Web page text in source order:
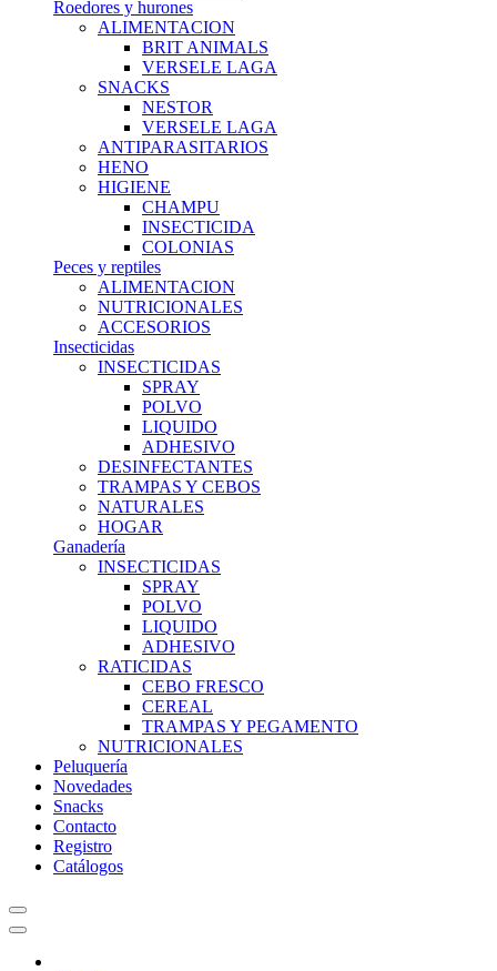
Roedores y hurones
ALIMENTACION
BRIT ANIMALS
VERSELE LAGA
SNACKS
NESTOR
VERSELE LAGA
ANTIPARASITARIOS
HENO
HIGIENE
CHAMPU
INSECTICIDA
COLONIAS
Peces y reptiles
ALIMENTACION
NUTRICIONALES
ACCESORIOS
Insecticidas
INSECTICIDAS
SPRAY
POLVO
LIQUIDO
ADHESIVO
DESINFECTANTES
TRAMPAS Y CEBOS
NATURALES
HOGAR
Ganadería
INSECTICIDAS
SPRAY
POLVO
LIQUIDO
ADHESIVO
RATICIDAS
CEBO FRESCO
CEREAL
TRAMPAS Y PEGAMENTO
NUTRICIONALES
Peluquería
Novedades
Snacks
Contacto
Registro
Catálogos